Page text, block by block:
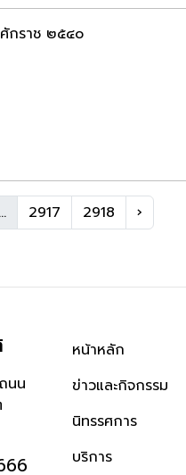
กราช ๒๕๔๐
... 2917 2918 ›
นน
หน้าหลัก
ข่าวและกิจกรรม
นิทรรศการ
บริการ